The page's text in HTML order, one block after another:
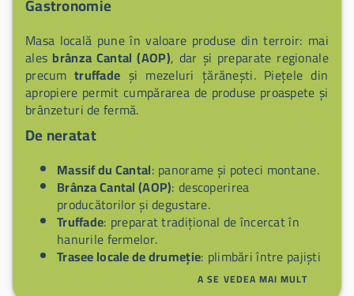
Gastronomie
Masa locală pune în valoare produse din terroir: mai
ales brânza Cantal (AOP), dar și preparate regionale
precum truffade și mezeluri țărănești. Piețele din
apropiere permit cumpărarea de produse proaspete și
brânzeturi de fermă.
De neratat
Massif du Cantal: panorame și poteci montane.
Brânza Cantal (AOP): descoperirea
producătorilor și degustare.
Truffade: preparat tradițional de încercat în
hanurile fermelor.
Trasee locale de drumeție: plimbări între pajiști
A SE VEDEA MAI MULT